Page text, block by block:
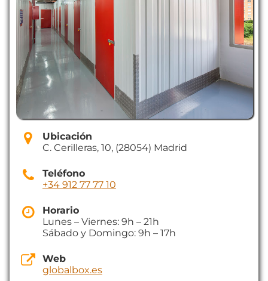
Ubicación
C. Cerilleras, 10, (28054) Madrid
Teléfono
+34 912 77 77 10
Horario
Lunes – Viernes: 9h – 21h
Sábado y Domingo: 9h – 17h
Web
globalbox.es